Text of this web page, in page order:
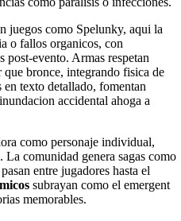
juegos como Spelunky, aqui la
o fallos organicos, con
post-evento. Armas respetan
bronce, integrando fisica de
en texto detallado, fomentan
accidental ahoga a
como personaje individual,
comunidad genera sagas como
entre jugadores hasta el
subrayan como el emergent
memorables.